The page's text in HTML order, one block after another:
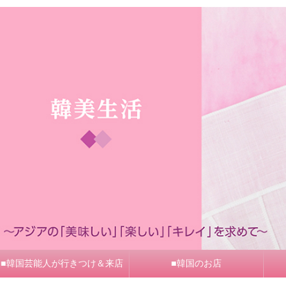
■韓国芸能人が行きつけ＆来店 ■韓国のお店